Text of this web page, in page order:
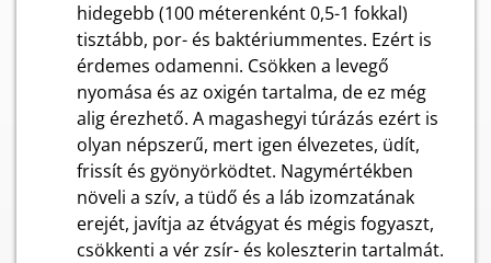
hidegebb (100 méterenként 0,5-1 fokkal)
tisztább, por- és baktériummentes. Ezért is
érdemes odamenni. Csökken a levegő
nyomása és az oxigén tartalma, de ez még
alig érezhető. A magashegyi túrázás ezért is
olyan népszerű, mert igen élvezetes, üdít,
frissít és gyönyörködtet. Nagymértékben
növeli a szív, a tüdő és a láb izomzatának
erejét, javítja az étvágyat és mégis fogyaszt,
csökkenti a vér zsír- és koleszterin tartalmát.